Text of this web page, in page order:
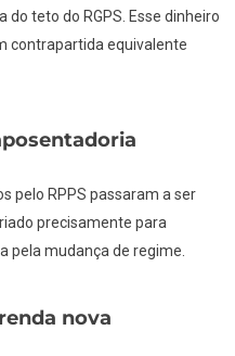
teto do RGPS. Esse dinheiro
contrapartida equivalente
pelo RPPS passaram a ser
precisamente para
pela mudança de regime.
nova